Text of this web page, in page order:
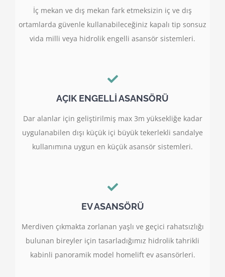
İç mekan ve dış mekan fark etmeksizin iç ve dış
ortamlarda güvenle kullanabileceğiniz kapalı tip sonsuz
vida milli veya hidrolik engelli asansör sistemleri.
AÇIK ENGELLİ ASANSÖRÜ
Dar alanlar için geliştirilmiş max 3m yüksekliğe kadar
uygulanabilen dışı küçük içi büyük tekerlekli sandalye
kullanımına uygun en küçük asansör sistemleri.
EV ASANSÖRÜ
Merdiven çıkmakta zorlanan yaşlı ve geçici rahatsızlığı
bulunan bireyler için tasarladığımız hidrolik tahrikli
kabinli panoramik model homelift ev asansörleri.